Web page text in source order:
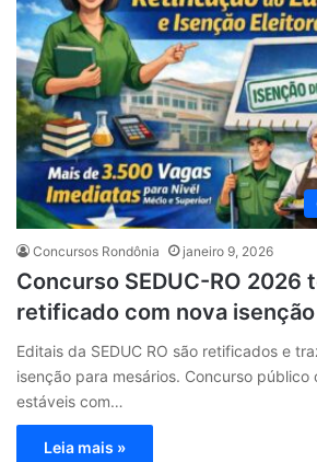
Concursos Rondônia janeiro 9, 2026
Concurso SEDUC-RO 2026
retificado com nova
Editais da SEDUC RO são retificados e
isenção para mesários. Concurso público
estáveis com…
Leia mais »